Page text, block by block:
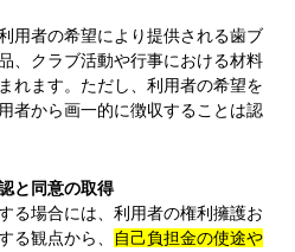
用者の希望により提供される歯ブ
、クラブ活動や行事における材料
れます。ただし、利用者の希望を
者から画一的に徴収することは認
と同意の取得
る場合には、利用者の権利擁護お
る観点から、
自己負担金の使途や